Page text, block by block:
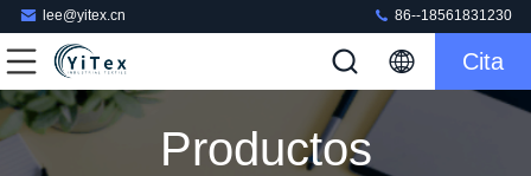
lee@yitex.cn 86--18561831230
Cita
Productos